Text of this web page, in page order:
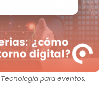
Tecnología para eventos,